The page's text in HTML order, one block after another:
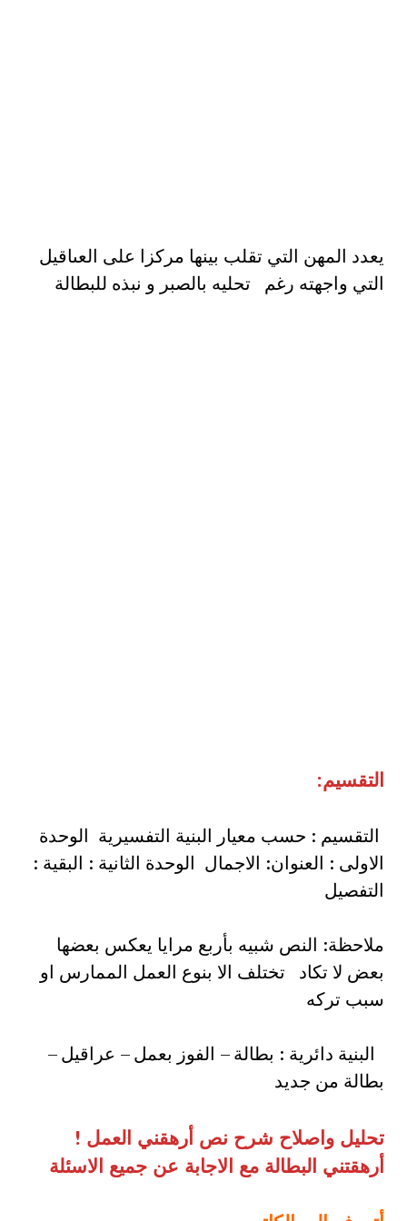
يعدد المهن التي تقلب بينها مركزا على العىاقيل
التي واجهته رغم تحليه بالصبر و نبذه للبطالة
التقسيم:
التقسيم : حسب معيار البنية التفسيرية الوحدة
الاولى : العنوان: الاجمال الوحدة الثانية : البقية :
التفصيل
ملاحظة: النص شبيه بأربع مرايا يعكس بعضها
بعض لا تكاد تختلف الا بنوع العمل الممارس او
سبب تركه
البنية دائرية : بطالة – الفوز بعمل – عراقيل –
بطالة من جديد
تحليل واصلاح شرح نص أرهقني العمل !
أرهقتني البطالة مع الاجابة عن جميع الاسئلة